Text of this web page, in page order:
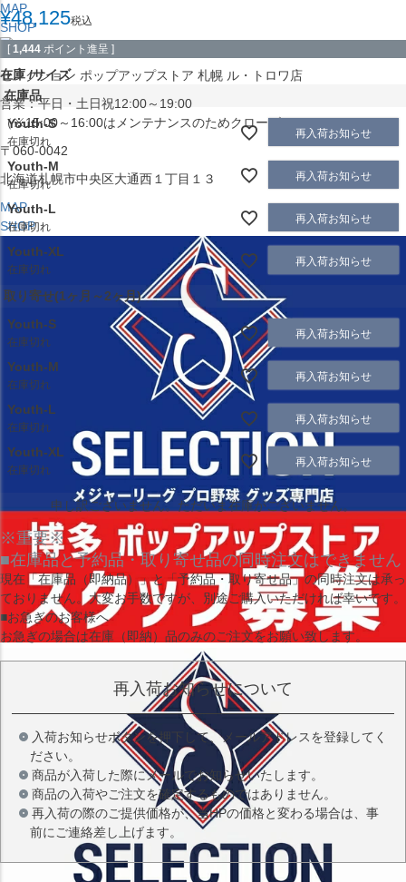
MAP
SHOP
セレクション ポップアップストア 札幌 ル・トロワ店
営業：平日・土日祝12:00～19:00
（※15:00～16:00はメンテナンスのためクローズ）
〒060-0042
北海道札幌市中央区大通西１丁目１３
MAP
SHOP
¥48,125税込
[ 1,444 ポイント進呈 ]
在庫 サイズ
在庫品
Youth-S
在庫切れ
再入荷お知らせ
Youth-M
在庫切れ
再入荷お知らせ
Youth-L
在庫切れ
再入荷お知らせ
Youth-XL
在庫切れ
再入荷お知らせ
取り寄せ(1ヶ月～2ヶ月)
Youth-S
在庫切れ
再入荷お知らせ
Youth-M
在庫切れ
再入荷お知らせ
Youth-L
在庫切れ
再入荷お知らせ
Youth-XL
在庫切れ
再入荷お知らせ
申し訳ございません。ただいま在庫がございません。
※重要※
■在庫品と予約品・取り寄せ品の同時注文はできません
現在 「在庫品（即納品）」と 「予約品・取り寄せ品」の同時注文は承っ
ておりません。大変お手数ですが、別途ご購入いただければ幸いです。
■お急ぎのお客様へ
お急ぎの場合は在庫（即納）品のみのご注文をお願い致します。
再入荷お知らせについて
入荷お知らせボタンを押下して、メールアドレスを登録してく
ださい。
商品が入荷した際にメールでお知らせいたします。
商品の入荷やご注文を確定するものではありません。
再入荷の際のご提供価格が、当HPの価格と変わる場合は、事
前にご連絡差し上げます。